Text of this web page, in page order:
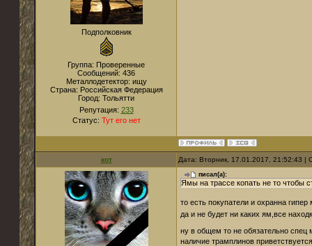
Подполковник
Группа: Проверенные
Сообщений: 436
Металлодетектор: ищу
Страна: Российская Федерация
Город: Тольятти
Репутация: 233
Статус: Тут его нет
кот Дата: Вторник, 17.01.2017, 21:52:43
писал(а):
Ямы на трассе копать не то чтобы
то есть покупатели и охранна
да и не будет ни каких ям,все
ну в общем то не обязательно спец
наличие трамплинов